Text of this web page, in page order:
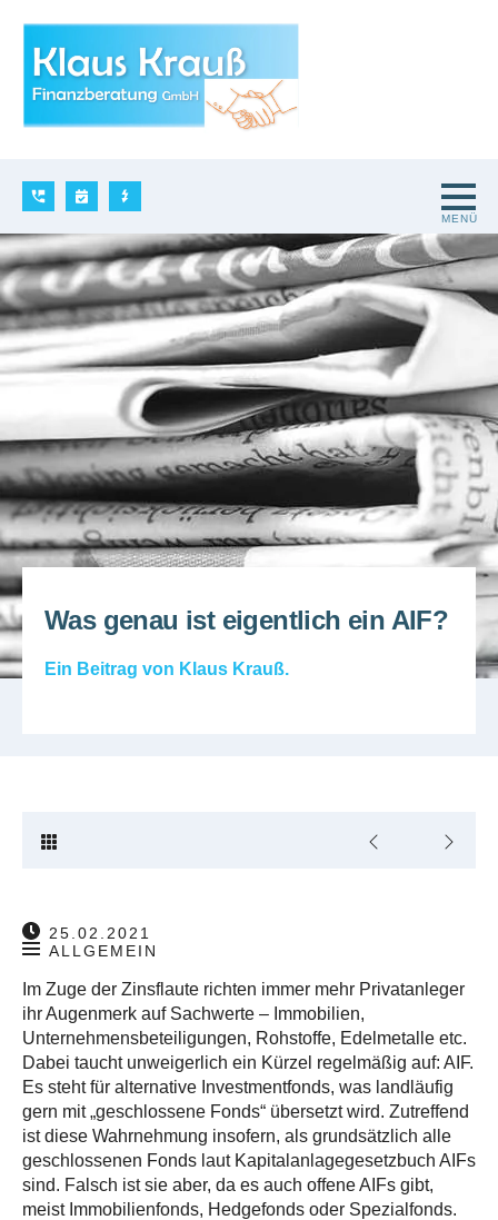
Was genau ist eigentlich ein AIF?
Ein Beitrag von Klaus Krauß.
25.02.2021
ALLGEMEIN
Im Zuge der Zinsflaute richten immer mehr Privatanleger
ihr Augenmerk auf Sachwerte – Immobilien,
Unternehmensbeteiligungen, Rohstoffe, Edelmetalle etc.
Dabei taucht unweigerlich ein Kürzel regelmäßig auf: AIF.
Es steht für alternative Investmentfonds, was landläufig
gern mit „geschlossene Fonds“ übersetzt wird. Zutreffend
ist diese Wahrnehmung insofern, als grundsätzlich alle
geschlossenen Fonds laut Kapitalanlagegesetzbuch AIFs
sind. Falsch ist sie aber, da es auch offene AIFs gibt,
meist Immobilienfonds, Hedgefonds oder Spezialfonds.